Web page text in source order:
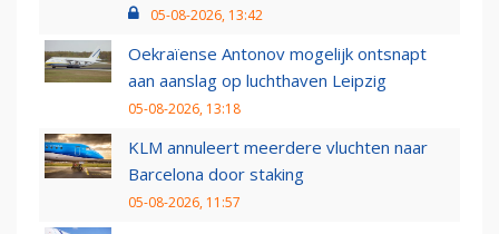
05-08-2026, 13:42
Oekraïense Antonov mogelijk ontsnapt
aan aanslag op luchthaven Leipzig
05-08-2026, 13:18
KLM annuleert meerdere vluchten naar
Barcelona door staking
05-08-2026, 11:57